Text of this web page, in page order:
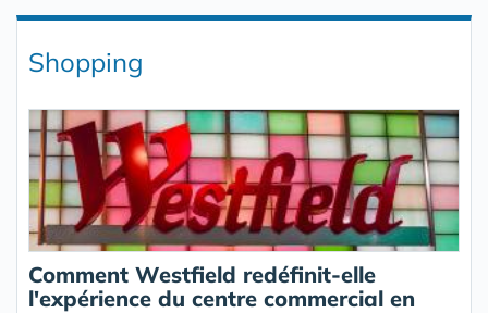
Shopping
Comment Westfield redéfinit-elle
l'expérience du centre commercial en